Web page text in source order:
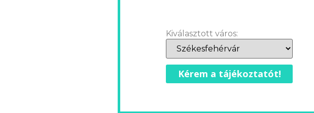
Kiválasztott város:
Kérem a tájékoztatót!